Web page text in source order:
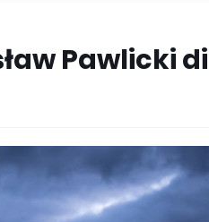
Pawlicki